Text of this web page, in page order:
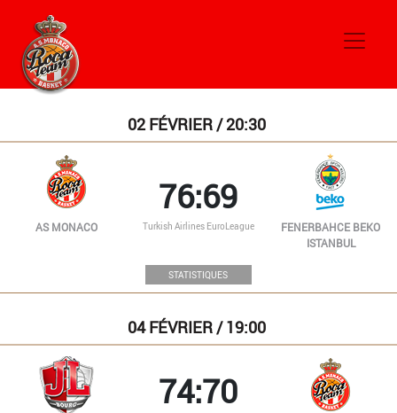
02 FÉVRIER / 20:30
AS MONACO
76:69
Turkish Airlines EuroLeague
FENERBAHCE BEKO
ISTANBUL
STATISTIQUES
04FÉVRIER / 19:00
74:70